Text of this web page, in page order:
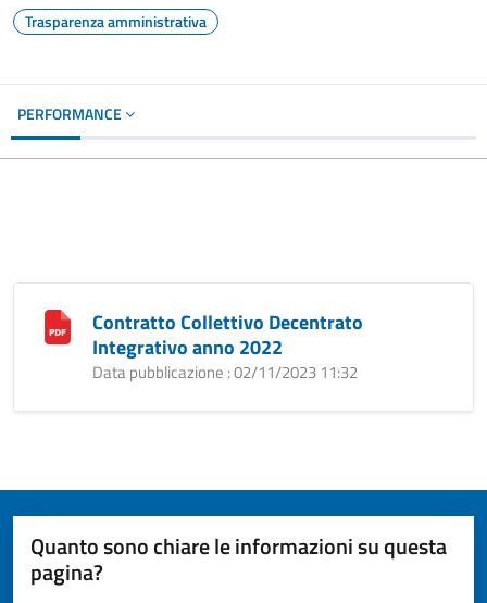
Trasparenza amministrativa
PERFORMANCE
Contratto Collettivo Decentrato
Integrativo anno 2022
Data pubblicazione : 02/11/2023 11:32
Quanto sono chiare le informazioni su questa
pagina?